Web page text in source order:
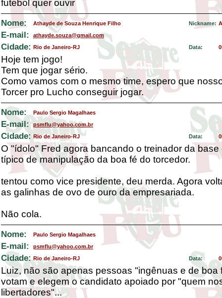
futebol quer ouvir
Nome: Athayde de Souza Henrique Filho Nickname:
E-mail: athayde.souza@gmail.com
Cidade: Rio de Janeiro-RJ Data:
Hoje tem jogo!
Tem que jogar sério.
Como vamos com o mesmo time, espero que
Torcer pro Lucho conseguir jogar.
Nome: Paulo Sergio Magalhaes
E-mail: psmflu@yahoo.com.br
Cidade: Rio de Janeiro-RJ Data:
O "ídolo" Fred agora bancando o treinador da
típico de manipulação da boa fé do torcedor.
tentou como vice presidente, deu merda. Agora
as galinhas de ovo de ouro da empresariada.
Não cola.
Nome: Paulo Sergio Magalhaes
E-mail: psmflu@yahoo.com.br
Cidade: Rio de Janeiro-RJ Data:
Luiz, não são apenas pessoas "ingênuas e de boa
votam e elegem o candidato apoiado por "quem
libertadores"...